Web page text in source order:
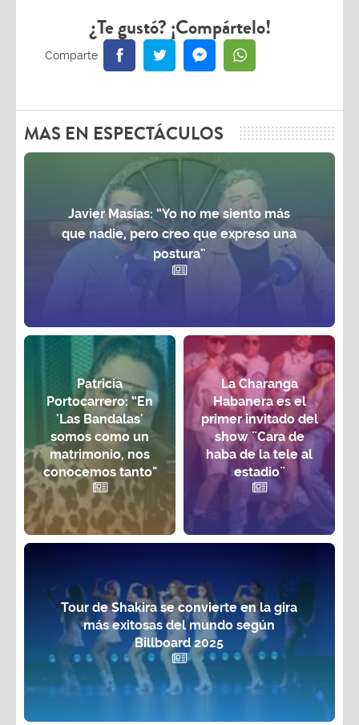
¿Te gustó? ¡Compártelo!
MAS EN ESPECTÁCULOS
Javier Masías: “Yo no me siento más
que nadie, pero creo que expreso una
postura”
Patricia
Portocarrero: “En
'Las Bandalas'
somos como un
matrimonio, nos
conocemos tanto"
La Charanga
Habanera es el
primer invitado del
show ¨Cara de
haba de la tele al
estadio¨
Tour de Shakira se convierte en la gira
más exitosas del mundo según
Billboard 2025